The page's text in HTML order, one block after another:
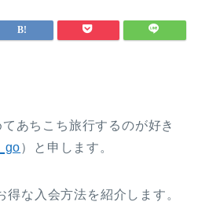
あちこち旅行するのが好き
）と申します。
な入会方法を紹介します。